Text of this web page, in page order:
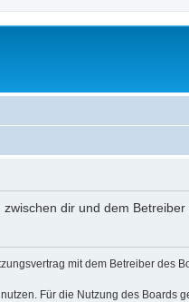
dir und dem
mit dem Betreiber des
Für die Nutzung des Boards